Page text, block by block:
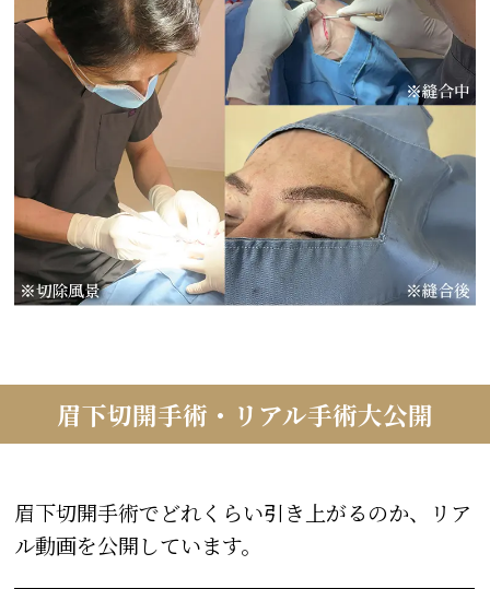
眉下切開手術・リアル手術大公開
眉下切開手術でどれくらい引き上がるのか、リア
ル動画を公開しています。